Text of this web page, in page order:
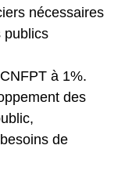
nécessaires
publics
à 1%.
des
de